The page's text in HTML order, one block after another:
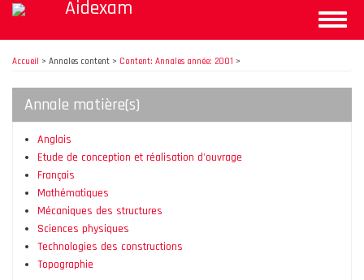
Aller
contenu
principal
Toggle
Aidexam
Accueil > Annales content > Content: Annales année: 2001 >
Annale matière(s)
Anglais
Etude de conception et réalisation d'ouvrage
Français
Mathématiques
Mécaniques des structures
Sciences physiques
Technologies des constructions
Topographie